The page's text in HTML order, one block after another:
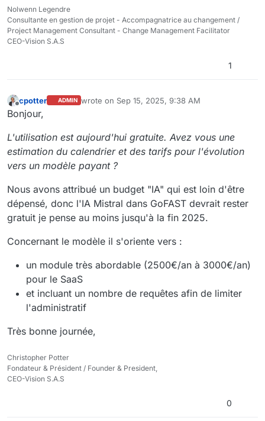
Nolwenn Legendre
Consultante en gestion de projet - Accompagnatrice au changement /
Project Management Consultant - Change Management Facilitator
CEO-Vision S.A.S
1
Offline
cpotter ADMIN wrote on Sep 15, 2025, 9:38 AM
last edited by cpotterSep 15, 2025, 11:39 AM
Bonjour,
L'utilisation est aujourd'hui gratuite. Avez vous une
estimation du calendrier et des tarifs pour l'évolution
vers un modèle payant ?
Nous avons attribué un budget "IA" qui est loin d'être
dépensé, donc l'IA Mistral dans GoFAST devrait rester
gratuit je pense au moins jusqu'à la fin 2025.
Concernant le modèle il s'oriente vers :
un module très abordable (2500€/an à 3000€/an)
pour le SaaS
et incluant un nombre de requêtes afin de limiter
l'administratif
Très bonne journée,
Christopher Potter
Fondateur & Président / Founder & President,
CEO-Vision S.A.S
0